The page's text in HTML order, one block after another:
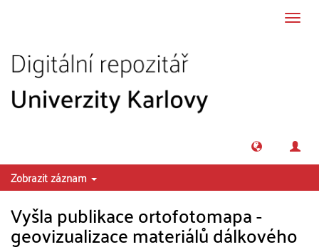
Zobrazit záznam
Vyšla publikace ortofotomapa -
geovizualizace materiálů dálkového